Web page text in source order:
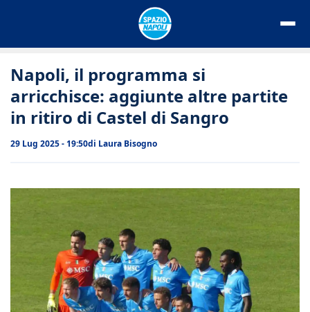
Napoli, il programma si
arricchisce: aggiunte altre partite
in ritiro di Castel di Sangro
29 Lug 2025 - 19:50di Laura Bisogno